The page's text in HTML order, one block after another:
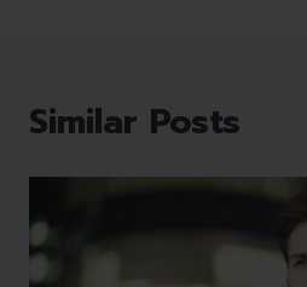
Similar Posts